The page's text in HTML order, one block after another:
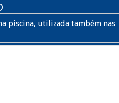
piscina, utilizada também nas